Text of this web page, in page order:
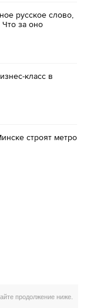
русское слово,
за оно
класс в
строят метро